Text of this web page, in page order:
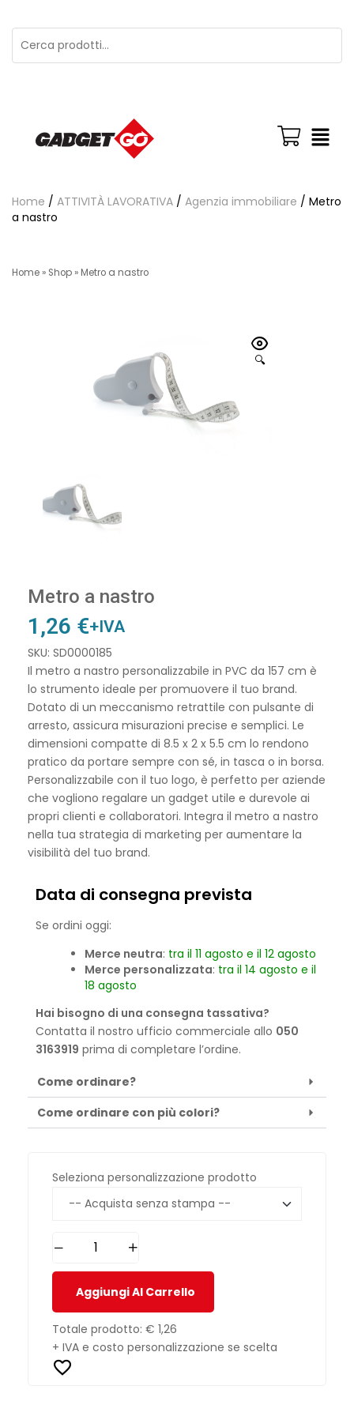
Home / ATTIVITÀ LAVORATIVA / Agenzia immobiliare / Metro
a nastro
Home » Shop » Metro a nastro
🔍
Metro a nastro
1,26 €+IVA
SKU: SD0000185
Il metro a nastro personalizzabile in PVC da 157 cm è
lo strumento ideale per promuovere il tuo brand.
Dotato di un meccanismo retrattile con pulsante di
arresto, assicura misurazioni precise e semplici. Le
dimensioni compatte di 8.5 x 2 x 5.5 cm lo rendono
pratico da portare sempre con sé, in tasca o in borsa.
Personalizzabile con il tuo logo, è perfetto per aziende
che vogliono regalare un gadget utile e durevole ai
propri clienti e collaboratori. Integra il metro a nastro
nella tua strategia di marketing per aumentare la
visibilità del tuo brand.
Data di consegna prevista
Se ordini oggi:
Merce neutra: tra il 11 agosto e il 12 agosto
Merce personalizzata: tra il 14 agosto e il
18 agosto
Hai bisogno di una consegna tassativa?
Contatta il nostro ufficio commerciale allo 050
3163919 prima di completare l’ordine.
Come ordinare?
Come ordinare con più colori?
Seleziona personalizzazione prodotto
Aggiungi Al Carrello
Totale prodotto: € 1,26
+ IVA e costo personalizzazione se scelta